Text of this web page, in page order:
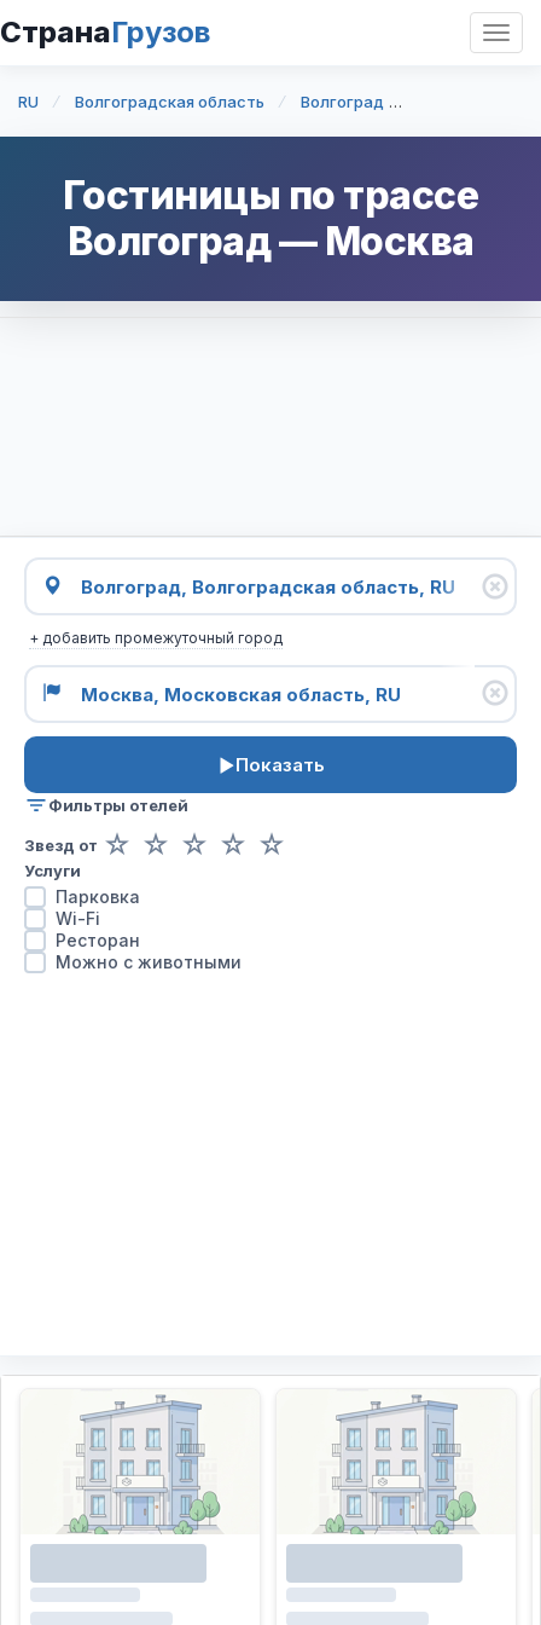
СтранаГрузов
RU Волгоградская область Волгоград
Гостиницы по трассе
Волгоград— Москва
+ добавить промежуточный город
Показать
Фильтры отелей
Звезд от ☆ ☆ ☆ ☆ ☆
Услуги
Парковка
Wi-Fi
Ресторан
Можно с животными